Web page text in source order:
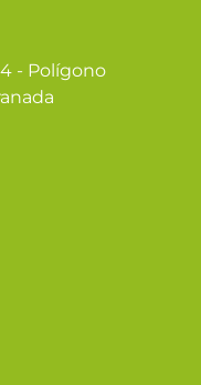
- Polígono